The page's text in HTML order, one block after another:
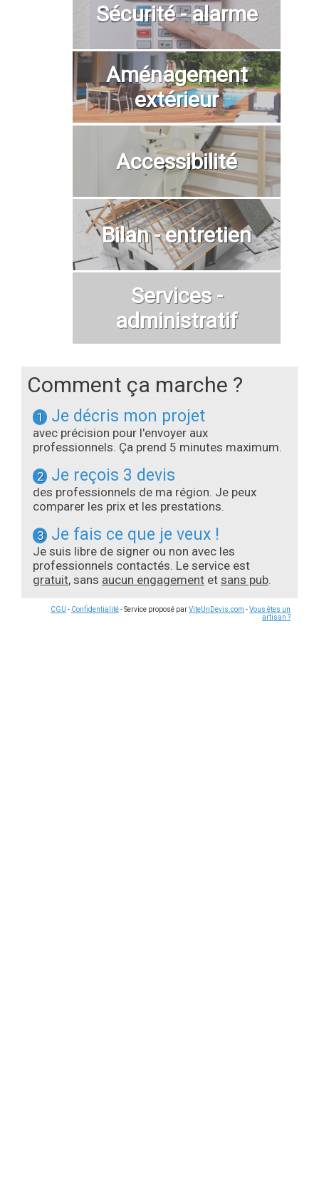
Sécurité - alarme
Aménagement
extérieur
Accessibilité
Bilan - entretien
Services -
administratif
Comment ça marche ?
1 Je décris mon projet
avec précision pour l'envoyer aux
professionnels. Ça prend 5 minutes maximum.
2 Je reçois 3 devis
des professionnels de ma région. Je peux
comparer les prix et les prestations.
3 Je fais ce que je veux !
Je suis libre de signer ou non avec les
professionnels contactés. Le service est
gratuit, sans aucun engagement et sans pub.
CGU - Confidentialité- Service proposé parViteUnDevis.com -Vous êtes un
artisan ?